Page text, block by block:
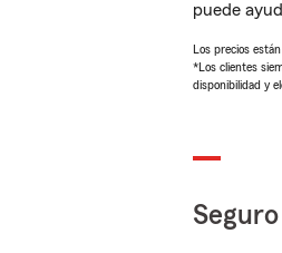
puede
Los precios
*Los clientes
disponibilidad y